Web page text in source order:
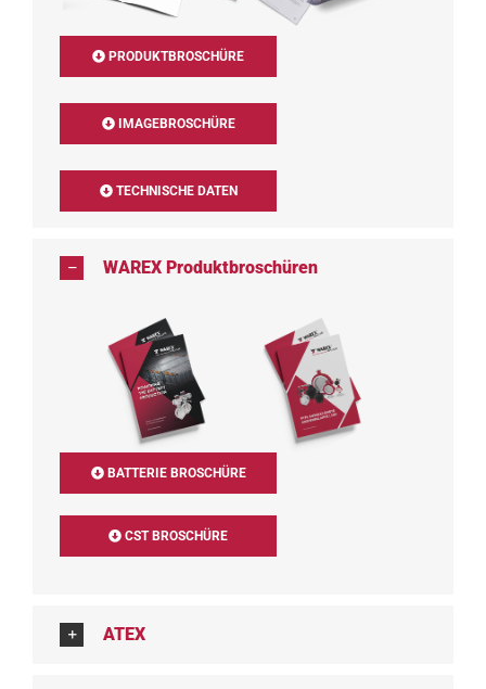
PRODUKTBROSCHÜRE
IMAGEBROSCHÜRE
TECHNISCHE DATEN
WAREX Produktbroschüren
BATTERIE BROSCHÜRE
CST BROSCHÜRE
ATEX